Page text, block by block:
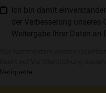
Ich bin damit
der Verbesserung unseres
Weitergabe Ihrer Daten an
Netiquette